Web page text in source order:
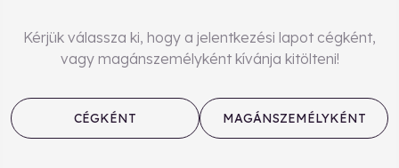
Kérjük válassza ki, hogy a jelentkezési lapot cégként,
vagy magánszemélyként kívánja kitölteni!
CÉGKÉNT MAGÁNSZEMÉLYKÉNT